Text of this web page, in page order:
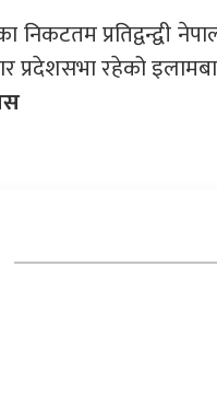
निकटतम प्रतिद्वन्द्वी
प्रदेशसभा रहेको